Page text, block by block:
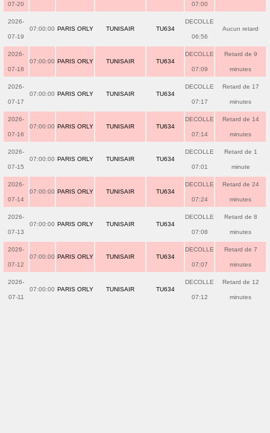
07-20 07:00
2026-
07-19
07:00:00 PARIS ORLY TUNISAIR TU634
DECOLLE
06:56
Aucun retard
2026-
07-18
07:00:00 PARIS ORLY TUNISAIR TU634
DECOLLE
07:09
Retard de 9
minutes
2026-
07-17
07:00:00 PARIS ORLY TUNISAIR TU634
DECOLLE
07:17
Retard de 17
minutes
2026-
07-16
07:00:00 PARIS ORLY TUNISAIR TU634
DECOLLE
07:14
Retard de 14
minutes
2026-
07-15
07:00:00 PARIS ORLY TUNISAIR TU634
DECOLLE
07:01
Retard de 1
minute
2026-
07-14
07:00:00 PARIS ORLY TUNISAIR TU634
DECOLLE
07:24
Retard de 24
minutes
2026-
07-13
07:00:00 PARIS ORLY TUNISAIR TU634
DECOLLE
07:08
Retard de 8
minutes
2026-
07-12
07:00:00 PARIS ORLY TUNISAIR TU634
DECOLLE
07:07
Retard de 7
minutes
2026-
07-11
07:00:00 PARIS ORLY TUNISAIR TU634
DECOLLE
07:12
Retard de 12
minutes